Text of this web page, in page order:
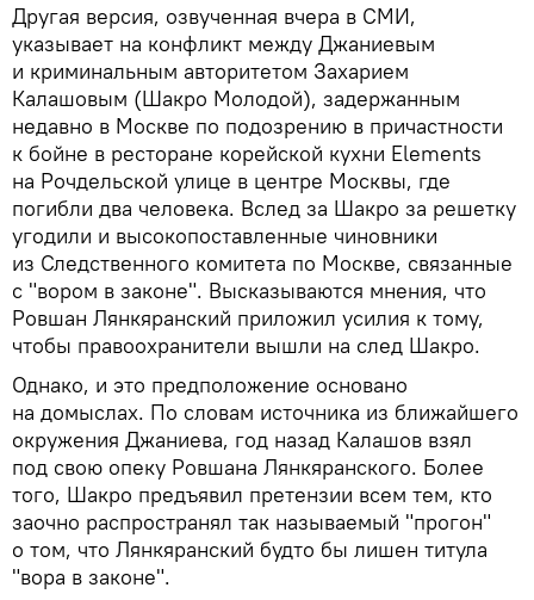
Другая версия, озвученная вчера в СМИ,
указывает на конфликт между Джаниевым
и криминальным авторитетом Захарием
Калашовым (Шакро Молодой), задержанным
недавно в Москве по подозрению в причастности
к бойне в ресторане корейской кухни Elements
на Рочдельской улице в центре Москвы, где
погибли два человека. Вслед за Шакро за решетку
угодили и высокопоставленные чиновники
из Следственного комитета по Москве, связанные
с "вором в законе". Высказываются мнения, что
Ровшан Лянкяранский приложил усилия к тому,
чтобы правоохранители вышли на след Шакро.
Однако, и это предположение основано
на домыслах. По словам источника из ближайшего
окружения Джаниева, год назад Калашов взял
под свою опеку Ровшана Лянкяранского. Более
того, Шакро предъявил претензии всем тем, кто
заочно распространял так называемый "прогон"
о том, что Лянкяранский будто бы лишен титула
"вора в законе".